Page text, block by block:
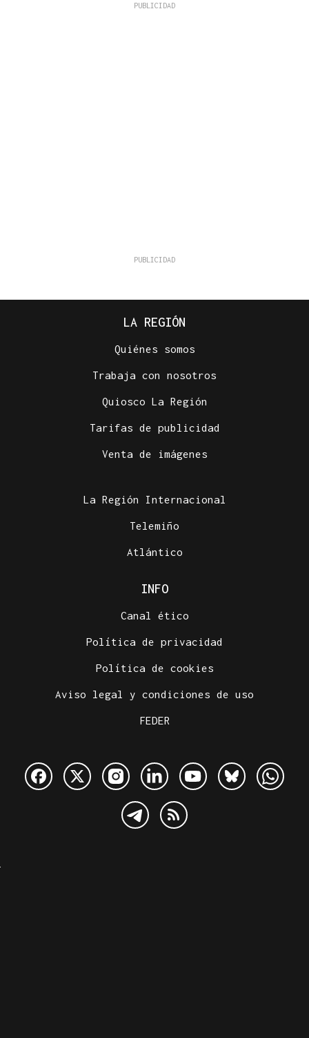
LA REGIÓN
Quiénes somos
Trabaja con nosotros
Quiosco La Región
Tarifas de publicidad
Venta de imágenes
La Región Internacional
Telemiño
Atlántico
INFO
Canal ético
Política de privacidad
Política de cookies
Aviso legal y condiciones de uso
FEDER